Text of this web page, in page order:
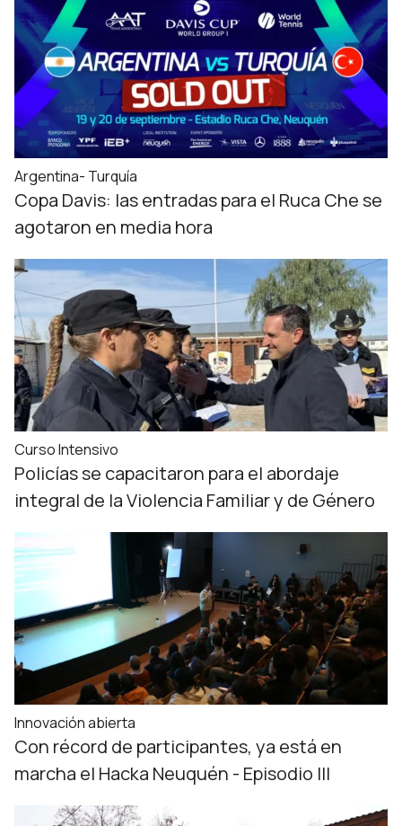
Argentina- Turquía
Copa Davis: las entradas para el Ruca Che se
agotaron en media hora
Curso Intensivo
Policías se capacitaron para el abordaje
integral de la Violencia Familiar y de Género
Innovación abierta
Con récord de participantes, ya está en
marcha el Hacka Neuquén - Episodio III